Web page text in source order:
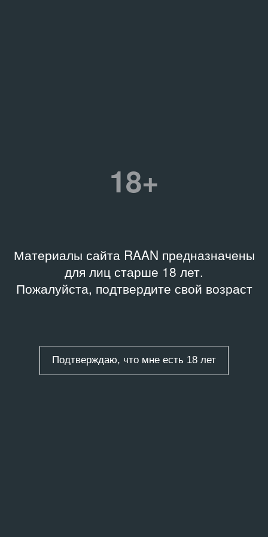
18+
Материалы сайта RAAN предназначены
для лиц старше 18 лет.
Пожалуйста, подтвердите свой возраст
Подтверждаю, что мне есть 18 лет